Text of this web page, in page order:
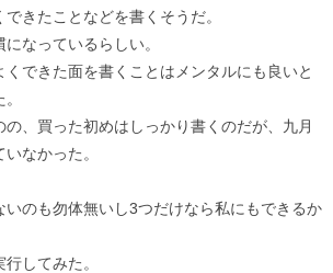
きたことなどを書くそうだ。
なっているらしい。
くできた面を書くことはメンタルにも良いと
、買った初めはしっかり書くのだが、九月
なかった。
いのも勿体無いし3つだけなら私にもできるか
してみた。